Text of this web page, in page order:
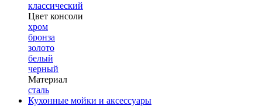
классический
Цвет консоли
хром
бронза
золото
белый
черный
Материал
сталь
Кухонные мойки и аксессуары